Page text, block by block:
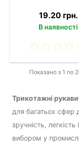
19.20 грн.
В наявності
Показано з 1 по
Трикотажні
для багатьох сфер
зручність,
вибором у